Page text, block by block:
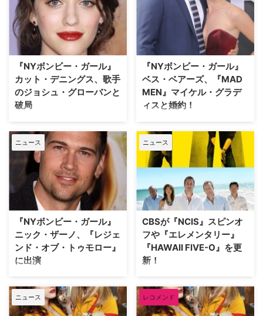
シットコム『NYボンビー・ガー
ル』のプロデューサーが、米
NBCにて新作コメディを製作す
ることが明らかになった。米
Deadlineらが報じている。
『Too Close To Home（原題）』
とタイト…
に、人気ドラマ『コバート・アフ
ェア』のオーギー・アンダーソン
役で知られるクリストファー・ゴ
ーラムが出演することが分かっ
た。米TV Lineが報じている。 米
Deadlineが伝えた情報による
と、クリス…
『NYボンビー・ガール』
カット・デニングス、歌手
のジョシュ・グローバンと
破局
『NYボンビー・ガール』で主人
公マックスを演じているカット・
デニングスと、『クレイジーワ
ン ぶっ飛び広告代理店』などに
出演している歌手のジョシュ・グ
ローバンが約2年間の交際の末、
破局したことが明らかになった。
米E!Onlineが報じている。 関係者
係でお互いのことを気にかけてい
るが、恋人と…
『NYボンビー・ガール』
ベス・ベアーズ、『MAD
MEN』マイケル・グラデ
ィスと婚約！
大都会ニューヨークで金欠女子コ
ンビが成功を目指すコメディドラ
マ『NYボンビー・ガール』。本
作で主役コンビの一人、キャロラ
インを演じるベス・ベアーズが、
『MAD MEN マッドメン』のマ
イケル・グラディスと婚約したこ
とが明らかとなった。米E!Online
（月）、ベスが画像共有サイト
Insta…
ニュース
『NYボンビー・ガール』
ニック・ザーノ、『レジェ
ンド・オブ・トゥモロー』
に出演
DCコミックの最強ヒーローたち
がチームとして集結し、生けるレ
ジェンド（伝説）となって活躍す
る、米CWの人気シリーズ『レジ
ニュース
CBSが『NCIS』スピンオ
フや『エレメンタリー』
『HAWAII FIVE-O』を更
新！
米CBSが、ドラマの11タイトルを
更新すると発表した。米Variety
が報じている。今回決まったの
は、日本でも人気の『HAWAII
ニュース レコメンド